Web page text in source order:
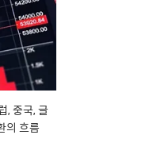
, 중국, 글
의 흐름